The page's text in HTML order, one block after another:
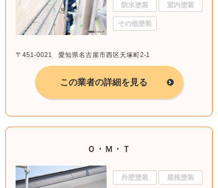
防水塗装 室内塗装
その他塗装
〒451-0021 愛知県名古屋市西区天塚町2-1
この業者の詳細を見る
Ｏ・Ｍ・Ｔ
外壁塗装 屋根塗装